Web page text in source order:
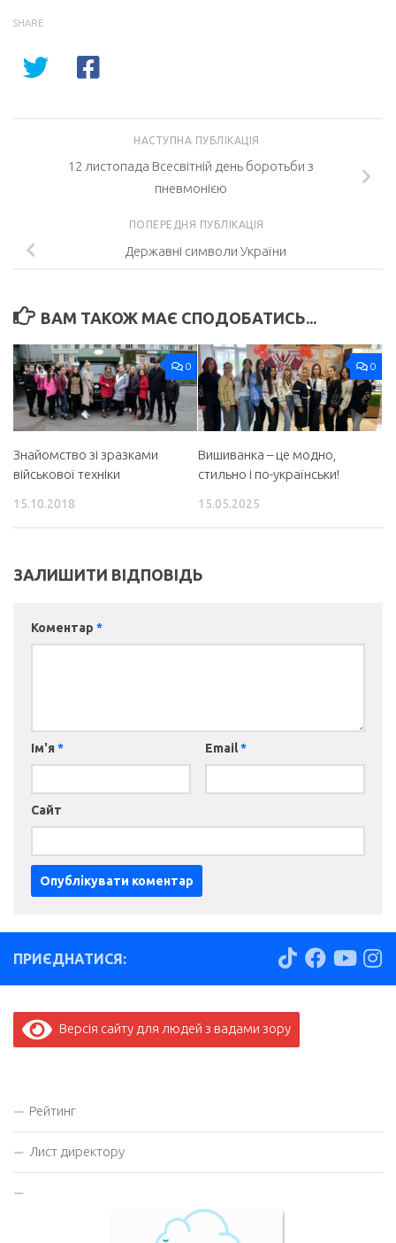
SHARE
НАСТУПНА ПУБЛІКАЦІЯ
12 листопада Всесвітній день боротьби з
пневмонією
ПОПЕРЕДНЯ ПУБЛІКАЦІЯ
Державні символи України
ВАМ ТАКОЖ МАЄ СПОДОБАТИСЬ...
0
Знайомство зі зразками
військової техніки
15.10.2018
0
Вишиванка – це модно,
стильно і по-українськи!
15.05.2025
ЗАЛИШИТИ ВІДПОВІДЬ
Коментар *
Ім'я * Email*
Сайт
ПРИЄДНАТИСЯ:
Версія сайту для людей з вадами зору
Рейтинг
Лист директору